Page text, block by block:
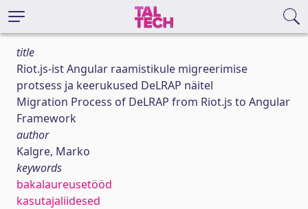
title
Riot.js-ist Angular raamistikule migreerimise
protsess ja keerukused DeLRAP näitel
Migration Process of DeLRAP from Riot.js to Angular
Framework
author
Kalgre, Marko
keywords
bakalaureusetööd
kasutajaliidesed